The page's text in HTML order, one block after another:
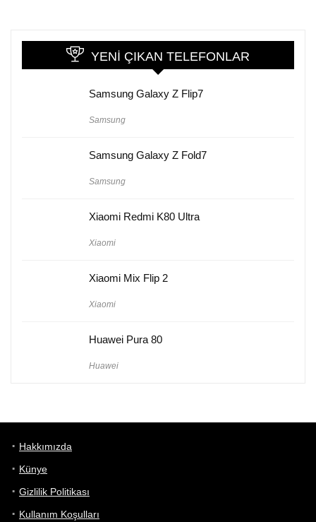
YENI ÇIKAN TELEFONLAR
Samsung Galaxy Z Flip7
Samsung
Samsung Galaxy Z Fold7
Samsung
Xiaomi Redmi K80 Ultra
Xiaomi
Xiaomi Mix Flip 2
Xiaomi
Huawei Pura 80
Huawei
Hakkımızda
Künye
Gizlilik Politikası
Kullanım Koşulları